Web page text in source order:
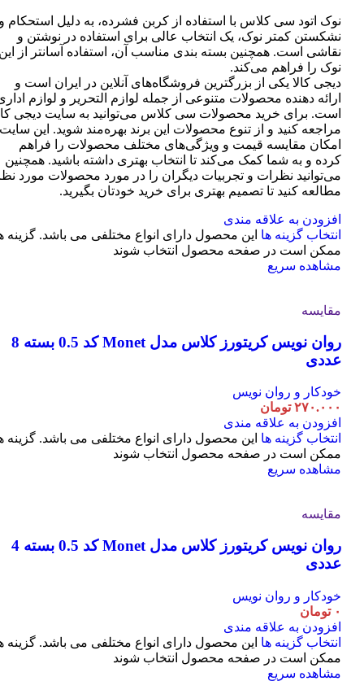
نوک اتود سی کلاس با استفاده از کربن فشرده، به دلیل استحکام
نشکستن کمتر نوک، یک انتخاب عالی برای استفاده در نوشتن و
نقاشی است. همچنین بسته بندی مناسب آن، استفاده آسانتر از
نوک را فراهم می‌کند.
دیجی کالا یکی از بزرگترین فروشگاه‌های آنلاین در ایران است و
ارائه دهنده محصولات متنوعی از جمله لوازم التحریر و لوازم
است. برای خرید محصولات سی کلاس می‌توانید به سایت دیجی
مراجعه کنید و از تنوع محصولات این برند بهره‌مند شوید. این سایت
امکان مقایسه قیمت و ویژگی‌های مختلف محصولات را فراهم
کرده و به شما کمک می‌کند تا انتخاب بهتری داشته باشید. همچنین
می‌توانید نظرات و تجربیات دیگران را در مورد محصولات مورد
مطالعه کنید تا تصمیم بهتری برای خرید خودتان بگیرید.
افزودن به علاقه مندی
انتخاب گزینه ها این محصول دارای انواع مختلفی می باشد. گزینه
ممکن است در صفحه محصول انتخاب شوند
مشاهده سریع
مقایسه
روان نویس کریتورز کلاس مدل Monet کد 0.5 بسته 8
عددی
خودکار و روان نویس
۲۷۰.۰۰۰ تومان
افزودن به علاقه مندی
انتخاب گزینه ها این محصول دارای انواع مختلفی می باشد. گزینه
ممکن است در صفحه محصول انتخاب شوند
مشاهده سریع
مقایسه
روان نویس کریتورز کلاس مدل Monet کد 0.5 بسته 4
عددی
خودکار و روان نویس
۰ تومان
افزودن به علاقه مندی
انتخاب گزینه ها این محصول دارای انواع مختلفی می باشد. گزینه
ممکن است در صفحه محصول انتخاب شوند
مشاهده سریع